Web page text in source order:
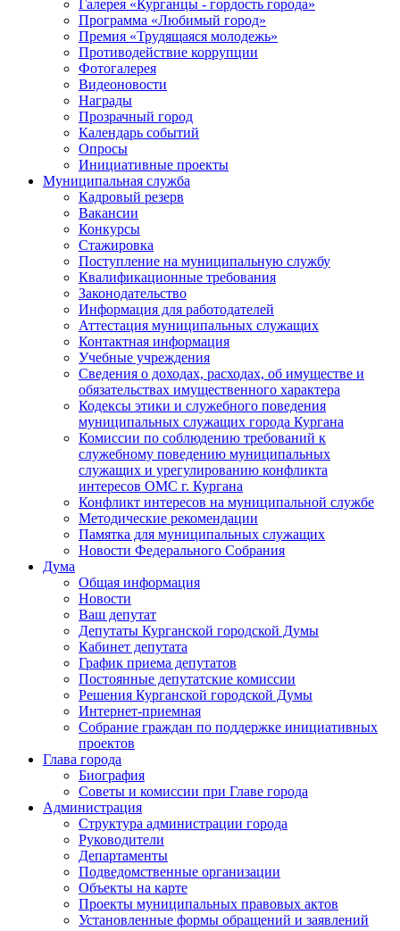
Галерея «Курганцы - гордость города»
Программа «Любимый город»
Премия «Трудящаяся молодежь»
Противодействие коррупции
Фотогалерея
Видеоновости
Награды
Прозрачный город
Календарь событий
Опросы
Инициативные проекты
Муниципальная служба
Кадровый резерв
Вакансии
Конкурсы
Стажировка
Поступление на муниципальную службу
Квалификационные требования
Законодательство
Информация для работодателей
Аттестация муниципальных служащих
Контактная информация
Учебные учреждения
Сведения о доходах, расходах, об имуществе и
обязательствах имущественного характера
Кодексы этики и служебного поведения
муниципальных служащих города Кургана
Комиссии по соблюдению требований к
служебному поведению муниципальных
служащих и урегулированию конфликта
интересов ОМС г. Кургана
Конфликт интересов на муниципальной службе
Методические рекомендации
Памятка для муниципальных служащих
Новости Федерального Cобрания
Дума
Общая информация
Новости
Ваш депутат
Депутаты Курганской городской Думы
Кабинет депутата
График приема депутатов
Постоянные депутатские комиссии
Решения Курганской городской Думы
Интернет-приемная
Собрание граждан по поддержке инициативных
проектов
Глава города
Биография
Советы и комиссии при Главе города
Администрация
Структура администрации города
Руководители
Департаменты
Подведомственные организации
Объекты на карте
Проекты муниципальных правовых актов
Установленные формы обращений и заявлений